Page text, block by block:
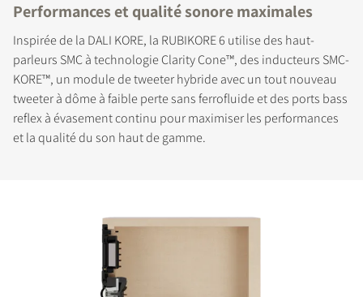
Performances et qualité sonore maximales
Inspirée de la DALI KORE, la RUBIKORE 6 utilise des haut-
parleurs SMC à technologie Clarity Cone™, des inducteurs SMC-
KORE™, un module de tweeter hybride avec un tout nouveau
tweeter à dôme à faible perte sans ferrofluide et des ports bass
reflex à évasement continu pour maximiser les performances
et la qualité du son haut de gamme.